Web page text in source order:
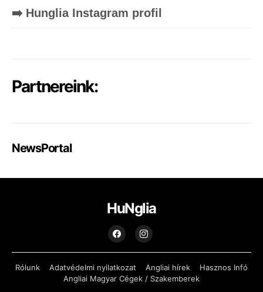
➡️ Hunglia Instagram profil
Partnereink:
NewsPortal
HuNglia
Rólunk Adatvédelmi nyilatkozat Angliai hírek
Hasznos Infó
Angliai Magyar Cégek / Szakemberek